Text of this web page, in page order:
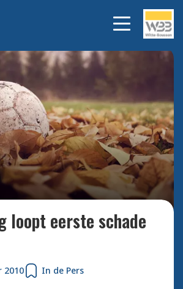
Bekijk alle foto's
loopt eerste schade
2010 In de Pers